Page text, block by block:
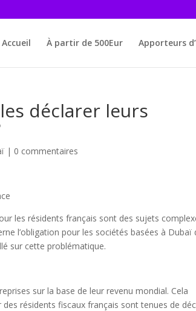
Accueil À partir de 500Eur Apporteurs
déclarer leurs
| 0 commentaires
les résidents français sont des sujets
l’obligation pour les sociétés basées à Dubaï
sur cette problématique.
sur la base de leur revenu mondial. Cela
résidents fiscaux français sont tenues de